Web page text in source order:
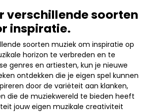
verschillende soorten
inspiratie.
soorten muziek om inspiratie op
horizon te verbreden en te
genres en artiesten, kun je nieuwe
ontdekken die je eigen spel kunnen
door de variëteit aan klanken,
die de muziekwereld te bieden heeft
jouw eigen muzikale creativiteit